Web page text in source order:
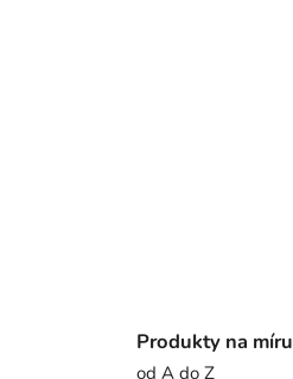
Produkty na míru
od A do Z